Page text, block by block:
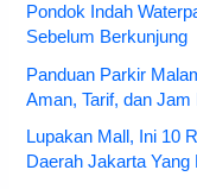
Pondok Indah
Sebelum Berkunjung
Panduan Parkir
Aman, Tarif, dan Jam
Lupakan Mall, Ini 10
Daerah Jakarta Yang